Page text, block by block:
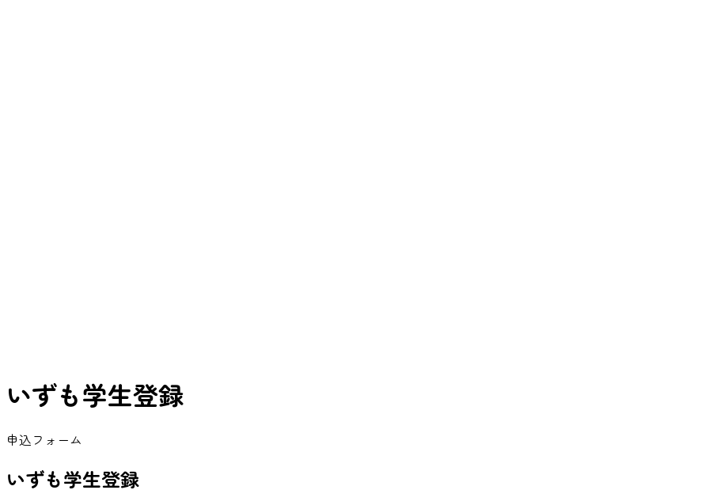
いずも学生登録
申込フォーム
いずも学生登録